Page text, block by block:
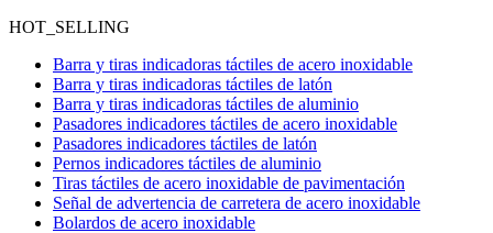
HOT_SELLING
Barra y tiras indicadoras táctiles de acero inoxidable
Barra y tiras indicadoras táctiles de latón
Barra y tiras indicadoras táctiles de aluminio
Pasadores indicadores táctiles de acero inoxidable
Pasadores indicadores táctiles de latón
Pernos indicadores táctiles de aluminio
Tiras táctiles de acero inoxidable de pavimentación
Señal de advertencia de carretera de acero inoxidable
Bolardos de acero inoxidable